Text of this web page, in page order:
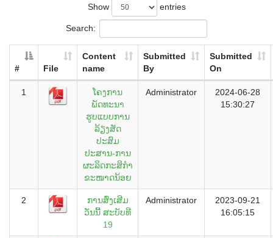
Show entries
Search:
# File
Content
name
Submitted
By
Submitted
On
1
ໂຄງການ
ພັດທະນາ
ຮູບແບບການ
ລ້ຽງສັດ
ປະສົມ
ປະສານ-ການ
ຜະລິດກະສິກໍາ
ຂະໜາດນ້ອຍ
Administrator
2024-06-28
15:30:27
2
ການສົ່ງເສີມ
ວັນນີ້ ສະບັບທີ
19
Administrator
2023-09-21
16:05:15